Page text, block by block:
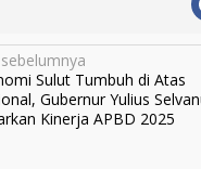
Sulut Tumbuh di Atas
Gubernur Yulius
Kinerja APBD 2025